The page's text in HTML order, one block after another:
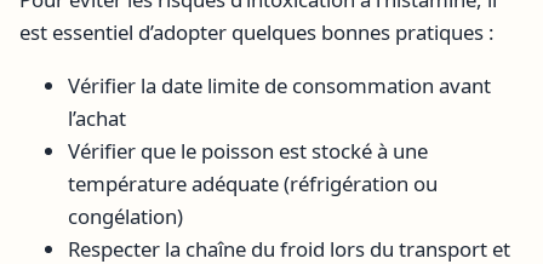
est essentiel d’adopter quelques bonnes pratiques :
Vérifier la date limite de consommation avant
l’achat
Vérifier que le poisson est stocké à une
température adéquate (réfrigération ou
congélation)
Respecter la chaîne du froid lors du transport et